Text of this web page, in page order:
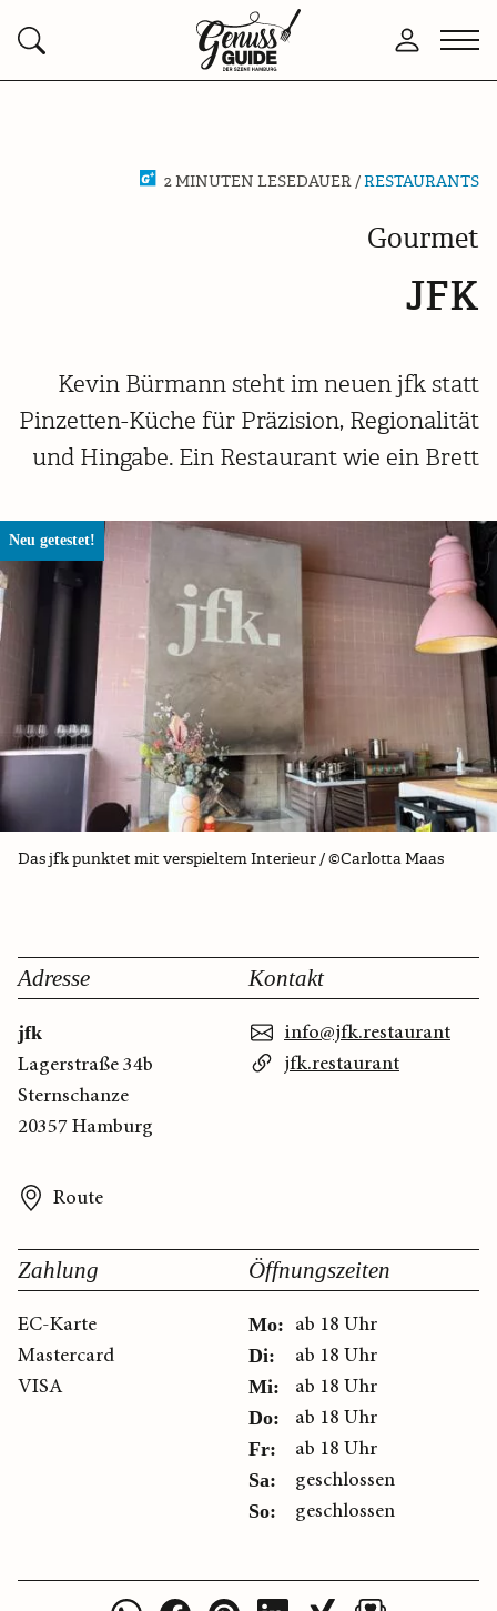
Suchen
Zurück
zur
Anmelden
2 MINUTEN LESEDAUER /RESTAURANTS
Gourmet
JFK
Kevin Bürmann steht im neuen jfk statt
Pinzetten-Küche für Präzision, Regionalität
und Hingabe. Ein Restaurant wie ein Brett
Neu getestet!
Das jfk punktet mit verspieltem Interieur / ©Carlotta Maas
Adresse
jfk
Lagerstraße 34b
Sternschanze
20357 Hamburg
Route
Kontakt
info@jfk.restaurant
jfk.restaurant
Zahlung
EC-Karte
Mastercard
VISA
Öffnungszeiten
Mo: ab 18 Uhr
Di: ab 18 Uhr
Mi: ab 18 Uhr
Do: ab 18 Uhr
Fr: ab 18 Uhr
Sa: geschlossen
So: geschlossen